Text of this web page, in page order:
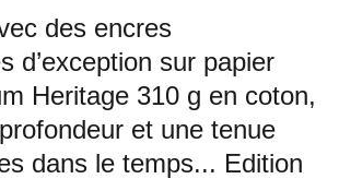
des encres
d’exception sur papier
Heritage 310 g en coton,
et une tenue
dans le temps... Edition